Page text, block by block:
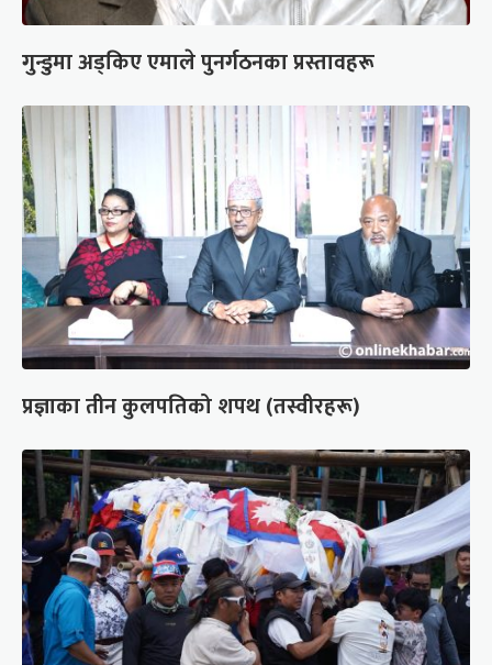
गुन्डुमा अड्किए एमाले पुनर्गठनका प्रस्तावहरू
प्रज्ञाका तीन कुलपतिको शपथ (तस्वीरहरू)